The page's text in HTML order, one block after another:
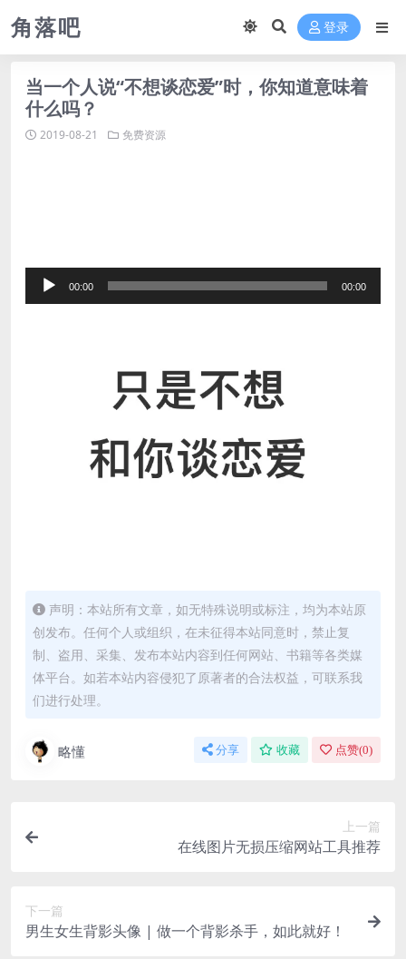
角落吧 登录
当一个人说“不想谈恋爱”时，你知道意味着
什么吗？
2019-08-21 免费资源
频
00:00 00:00
声明：本站所有文章，如无特殊说明或标注，均为本站原
创发布。任何个人或组织，在未征得本站同意时，禁止复
制、盗用、采集、发布本站内容到任何网站、书籍等各类媒
体平台。如若本站内容侵犯了原著者的合法权益，可联系我
们进行处理。
略懂 分享 收藏 点赞(0)
上一篇
在线图片无损压缩网站工具推荐
下一篇
男生女生背影头像 | 做一个背影杀手，如此就好！